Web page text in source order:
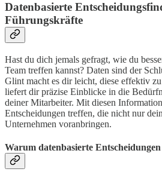
Datenbasierte
Führungskräfte
Hast du dich jemals gefragt, wie du
Team treffen kannst? Daten sind der
Glint macht es dir leicht, diese effektiv
liefert dir präzise Einblicke in die
deiner Mitarbeiter. Mit diesen
Entscheidungen treffen, die nicht nur
Unternehmen voranbringen.
Warum datenbasierte